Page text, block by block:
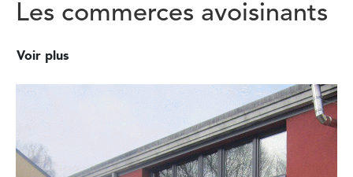
Les commerces avoisinants
Voir plus